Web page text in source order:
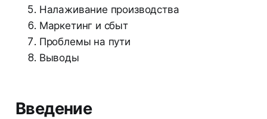
Налаживание производства
Маркетинг и сбыт
Проблемы на пути
Выводы
Введение